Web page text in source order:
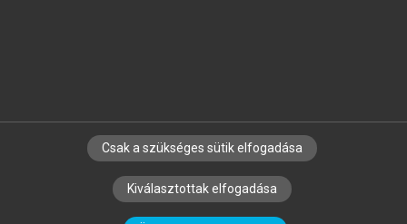
SZERZŐKNEK CÉGEKNEK KÖNYVTÁROSOKNAK
SZERKESZTÉSI ÉS LEKTORÁLÁSI ALAPELVEK
Csak a szükséges sütik elfogadása
Kiválasztottak elfogadása